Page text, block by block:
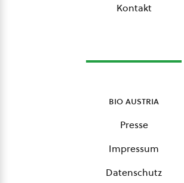
Kontakt
bio austria
Presse
Impressum
Datenschutz